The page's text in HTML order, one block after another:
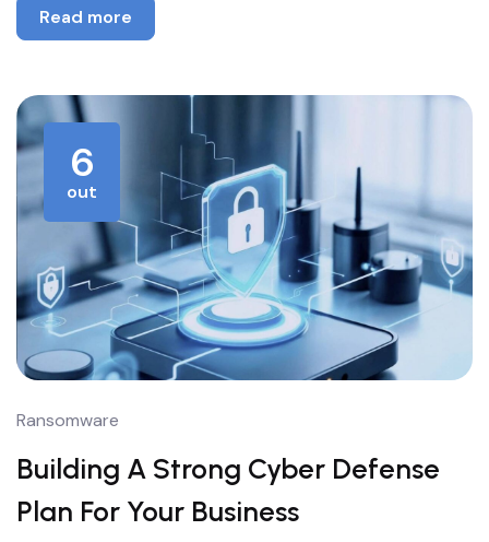
Read more
6
out
Ransomware
Building A Strong Cyber Defense
Plan For Your Business